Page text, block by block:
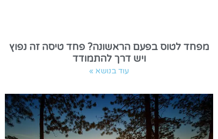
מפחד לטוס בפעם הראשונה? פחד טיסה זה נפוץ
ויש דרך להתמודד
עוד בנושא »